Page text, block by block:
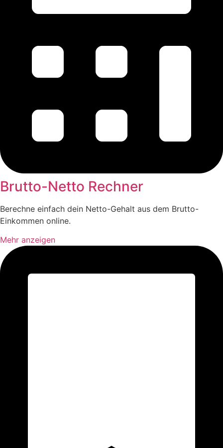
Brutto-Netto Rechner
Berechne einfach dein Netto-Gehalt aus dem Brutto-
Einkommen online.
Mehr anzeigen